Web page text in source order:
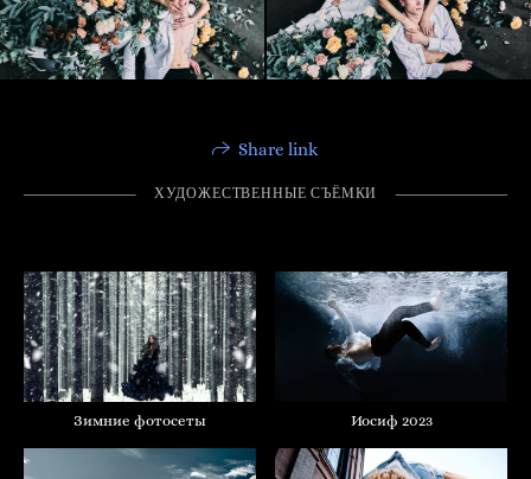
Share link
ХУДОЖЕСТВЕННЫЕ СЪЁМКИ
Зимние фотосеты Иосиф 2023